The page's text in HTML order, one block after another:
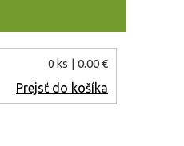
0 ks | 0.00 €
Prejsť do košíka